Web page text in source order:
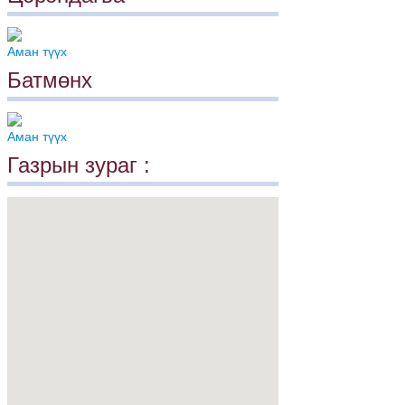
Аман түүх
Батмөнх
Аман түүх
Газрын зураг :